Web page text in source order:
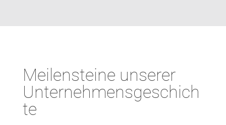
Meilensteine unserer
Unternehmensgeschich
te